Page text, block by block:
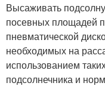
Высаживать
посевных площадей
пневматической
необходимых на
использованием
подсолнечника и